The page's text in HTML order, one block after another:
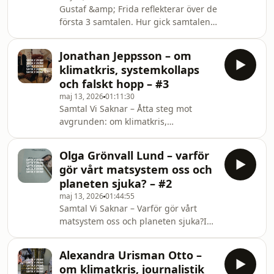
fortsätter skapa system som ger oss
resultat ingen vill ha.Hur kan vi bryta
den djupa individualism som gör att
vi tror att vi är i full kontrol
Gustaf &amp; Frida reflekterar över de
första 3 samtalen. Hur gick samtalen?
samtal?
Jonathan Jeppsson – om
klimatkris, systemkollaps
och falskt hopp – #3
maj 13, 202601:11:30
Samtal Vi Saknar – Åtta steg mot
avgrunden: om klimatkris,
Saknar möter Gustaf Skarsgård och
Frida Stranne journalisten och
författaren Jonathan Jeppsson, gräv-
och samhällschef samt
klimatkolumnist på Aftonbladet. I sina
böcker Åtta steg mot avgrunden och
Mot kollapsens hjärta utforskar
Jonathan klimatkrisen som både
systemkris
Olga Grönvall Lund – varför
gör vårt matsystem oss och
planeten sjuka? – #2
maj 13, 202601:44:55
Samtal Vi Saknar – Varför gör vårt
matsystem oss och planeten sjuka?I
Stranne Olga Grönvall Lund,
Alexandra Urisman Otto –
om klimatkris, journalistik